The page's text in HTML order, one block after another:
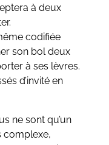
à deux
codifiée
son bol deux
à ses lèvres.
d’invité en
ne sont qu’un
complexe,